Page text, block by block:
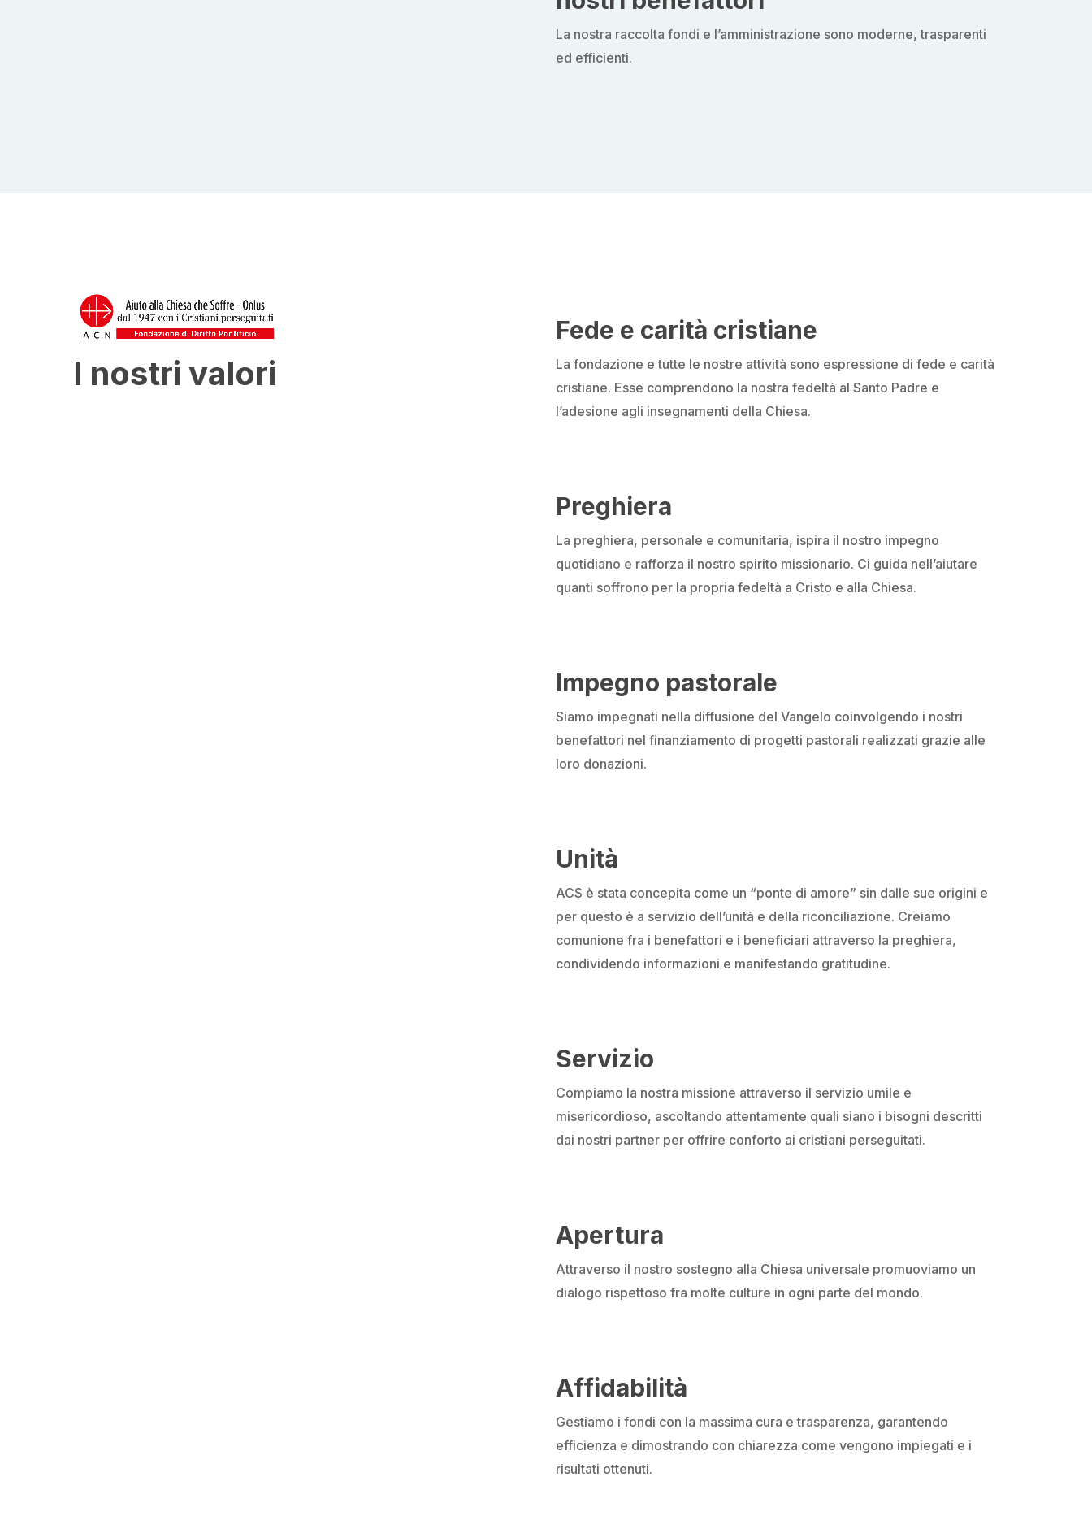
La nostra raccolta fondi e l’amministrazione sono moderne, trasparenti
ed efficienti.
I nostri valori
Fede e carità cristiane
La fondazione e tutte le nostre attività sono espressione di fede e carità
cristiane. Esse comprendono la nostra fedeltà al Santo Padre e
l’adesione agli insegnamenti della Chiesa.
Preghiera
La preghiera, personale e comunitaria, ispira il nostro impegno
quotidiano e rafforza il nostro spirito missionario. Ci guida nell’aiutare
quanti soffrono per la propria fedeltà a Cristo e alla Chiesa.
Impegno pastorale
Siamo impegnati nella diffusione del Vangelo coinvolgendo i nostri
benefattori nel finanziamento di progetti pastorali realizzati grazie alle
loro donazioni.
Unità
ACS è stata concepita come un “ponte di amore” sin dalle sue origini e
per questo è a servizio dell’unità e della riconciliazione. Creiamo
comunione fra i benefattori e i beneficiari attraverso la preghiera,
condividendo informazioni e manifestando gratitudine.
Servizio
Compiamo la nostra missione attraverso il servizio umile e
misericordioso, ascoltando attentamente quali siano i bisogni descritti
dai nostri partner per offrire conforto ai cristiani perseguitati.
Apertura
Attraverso il nostro sostegno alla Chiesa universale promuoviamo un
dialogo rispettoso fra molte culture in ogni parte del mondo.
Affidabilità
Gestiamo i fondi con la massima cura e trasparenza, garantendo
efficienza e dimostrando con chiarezza come vengono impiegati e i
risultati ottenuti.